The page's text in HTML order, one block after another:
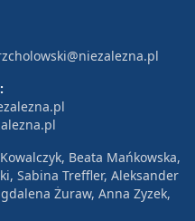
Beata Mańkowska,
Sabina Treffler, Aleksander
Żuraw, Anna Zyzek,